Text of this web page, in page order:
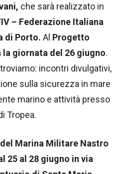
che sarà realizzato in
– Federazione Italiana
di Porto. Al Progetto
giornata del 26 giugno.
incontri divulgativi,
sulla sicurezza in mare
marino e attività presso
Tropea.
Marina Militare Nastro
25 al 28 giugno in via